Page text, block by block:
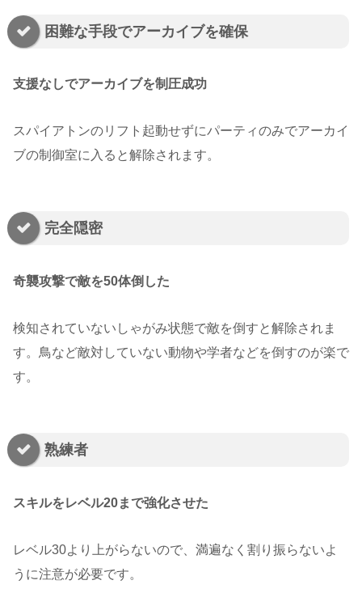
困難な手段でアーカイブを確保
支援なしでアーカイブを制圧成功
スパイアトンのリフト起動せずにパーティのみでアーカイ
ブの制御室に入ると解除されます。
完全隠密
奇襲攻撃で敵を50体倒した
検知されていないしゃがみ状態で敵を倒すと解除されま
す。鳥など敵対していない動物や学者などを倒すのが楽で
す。
熟練者
スキルをレベル20まで強化させた
レベル30より上がらないので、満遍なく割り振らないよ
うに注意が必要です。